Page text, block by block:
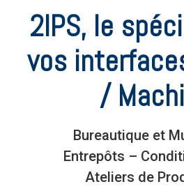
2IPS, le
vos
/
Bureautique et
Entrepôts –
Ateliers de